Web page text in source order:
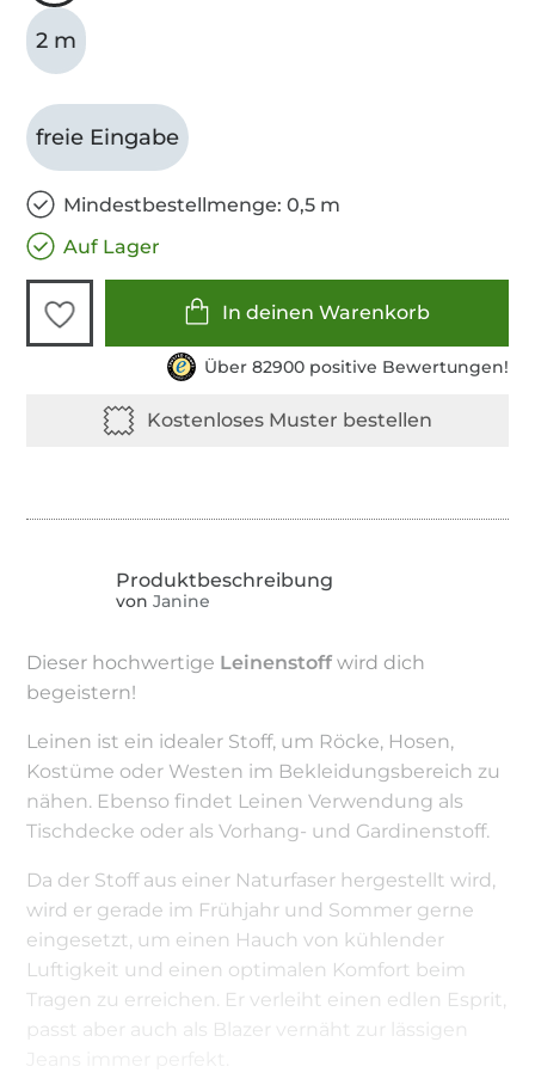
2 m
freie Eingabe
Mindestbestellmenge: 0,5 m
Auf Lager
In deinen Warenkorb
Über 82900 positive Bewertungen!
von Janine
Dieser hochwertige Leinenstoff wird dich
begeistern!
Leinen ist ein idealer Stoff, um Röcke, Hosen,
Kostüme oder Westen im Bekleidungsbereich zu
nähen. Ebenso findet Leinen Verwendung als
Tischdecke oder als Vorhang- und Gardinenstoff.
Da der Stoff aus einer Naturfaser hergestellt wird,
wird er gerade im Frühjahr und Sommer gerne
eingesetzt, um einen Hauch von kühlender
Luftigkeit und einen optimalen Komfort beim
Tragen zu erreichen. Er verleiht einen edlen Esprit,
passt aber auch als Blazer vernäht zur lässigen